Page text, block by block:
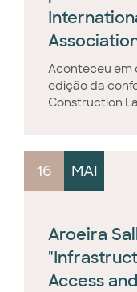
Aconteceu em
edição da
Construction
16 MAI
Aroeira
Access